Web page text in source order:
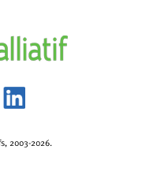
2003-2026.